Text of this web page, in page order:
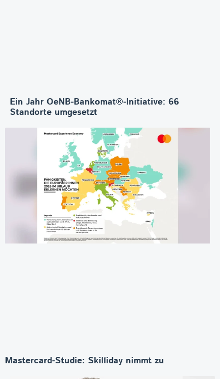
Ein Jahr OeNB-Bankomat®-Initiative: 66
Standorte umgesetzt
Mastercard-Studie: Skilliday nimmt zu